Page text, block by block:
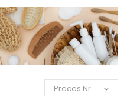
Preces Nr.